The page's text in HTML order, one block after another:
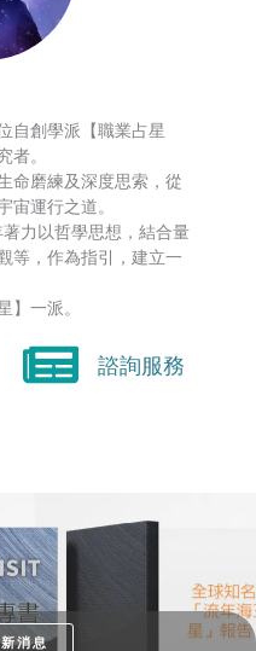
自創學派【職業占星
者。
命磨練及深度思索，從
宙運行之道。
力以哲學思想，結合量
等，作為指引，建立一
】一派。
諮詢服務
消息